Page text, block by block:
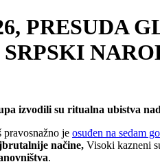
PRESUDA
izvodili su ritualna ubistva
je osuđen na sedam
načine, Visoki kazneni
.